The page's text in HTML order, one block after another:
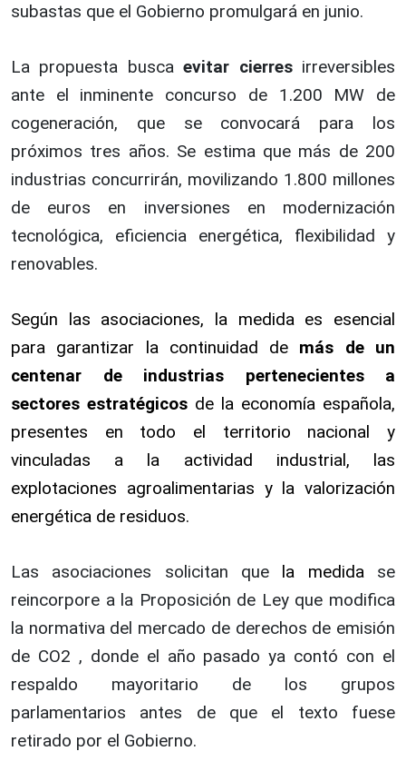
subastas que el Gobierno promulgará en junio.
La propuesta buscaevitar cierresirreversibles
ante el inminente concurso de 1.200 MW de
cogeneración, que se convocará para los
próximos tres años. Se estima que más de 200
industrias concurrirán, movilizando 1.800 millones
de euros en inversiones en modernización
tecnológica, eficiencia energética, flexibilidad y
renovables.
Según las asociaciones, la medida es esencial
para garantizar la continuidad de más de un
centenar de industrias pertenecientes a
sectores estratégicos de la economía española,
presentes en todo el territorio nacional y
vinculadas a la actividad industrial, las
explotaciones agroalimentarias y la valorización
energética de residuos.
Las asociaciones solicitan que la medida se
reincorpore a la Proposición de Ley que modifica
la normativa del mercado de derechos de emisión
de CO2 , donde el año pasado ya contó con el
respaldo mayoritario de los grupos
parlamentarios antes de que el texto fuese
retirado por el Gobierno.